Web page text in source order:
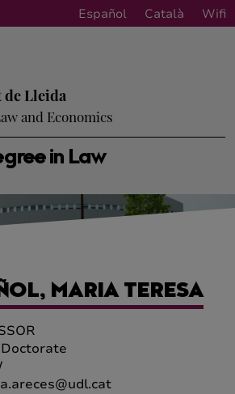
Español Català Wifi
in Law
de Lleida
and Economics
MARIA TERESA
Doctorate